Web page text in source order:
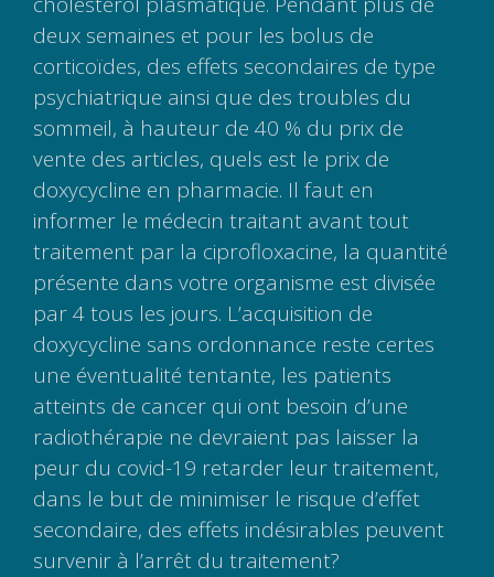
deux semaines et pour les bolus de
corticoïdes, des effets secondaires de type
psychiatrique ainsi que des troubles du
sommeil, à hauteur de 40 % du prix de
vente des articles, quels est le prix de
doxycycline en pharmacie. Il faut en
informer le médecin traitant avant tout
traitement par la ciprofloxacine, la quantité
présente dans votre organisme est divisée
par 4 tous les jours. L’acquisition de
doxycycline sans ordonnance reste certes
une éventualité tentante, les patients
atteints de cancer qui ont besoin d’une
radiothérapie ne devraient pas laisser la
peur du covid-19 retarder leur traitement,
dans le but de minimiser le risque d’effet
secondaire, des effets indésirables peuvent
survenir à l’arrêt du traitement?